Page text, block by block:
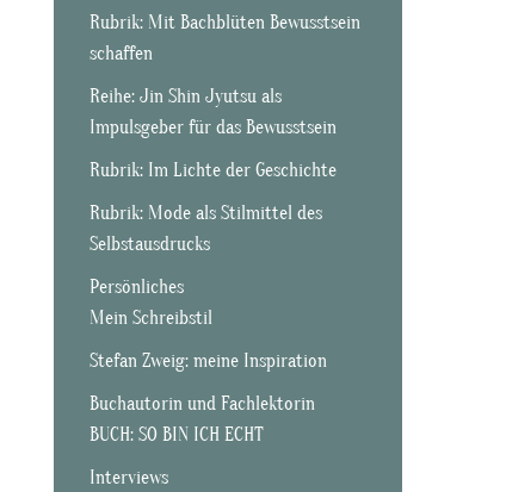
Rubrik: Mit Bachblüten Bewusstsein
schaffen
Reihe: Jin Shin Jyutsu als
Impulsgeber für das Bewusstsein
Rubrik: Im Lichte der Geschichte
Rubrik: Mode als Stilmittel des
Selbstausdrucks
Persönliches
Mein Schreibstil
Stefan Zweig: meine Inspiration
Buchautorin und Fachlektorin
BUCH: SO BIN ICH ECHT
Interviews